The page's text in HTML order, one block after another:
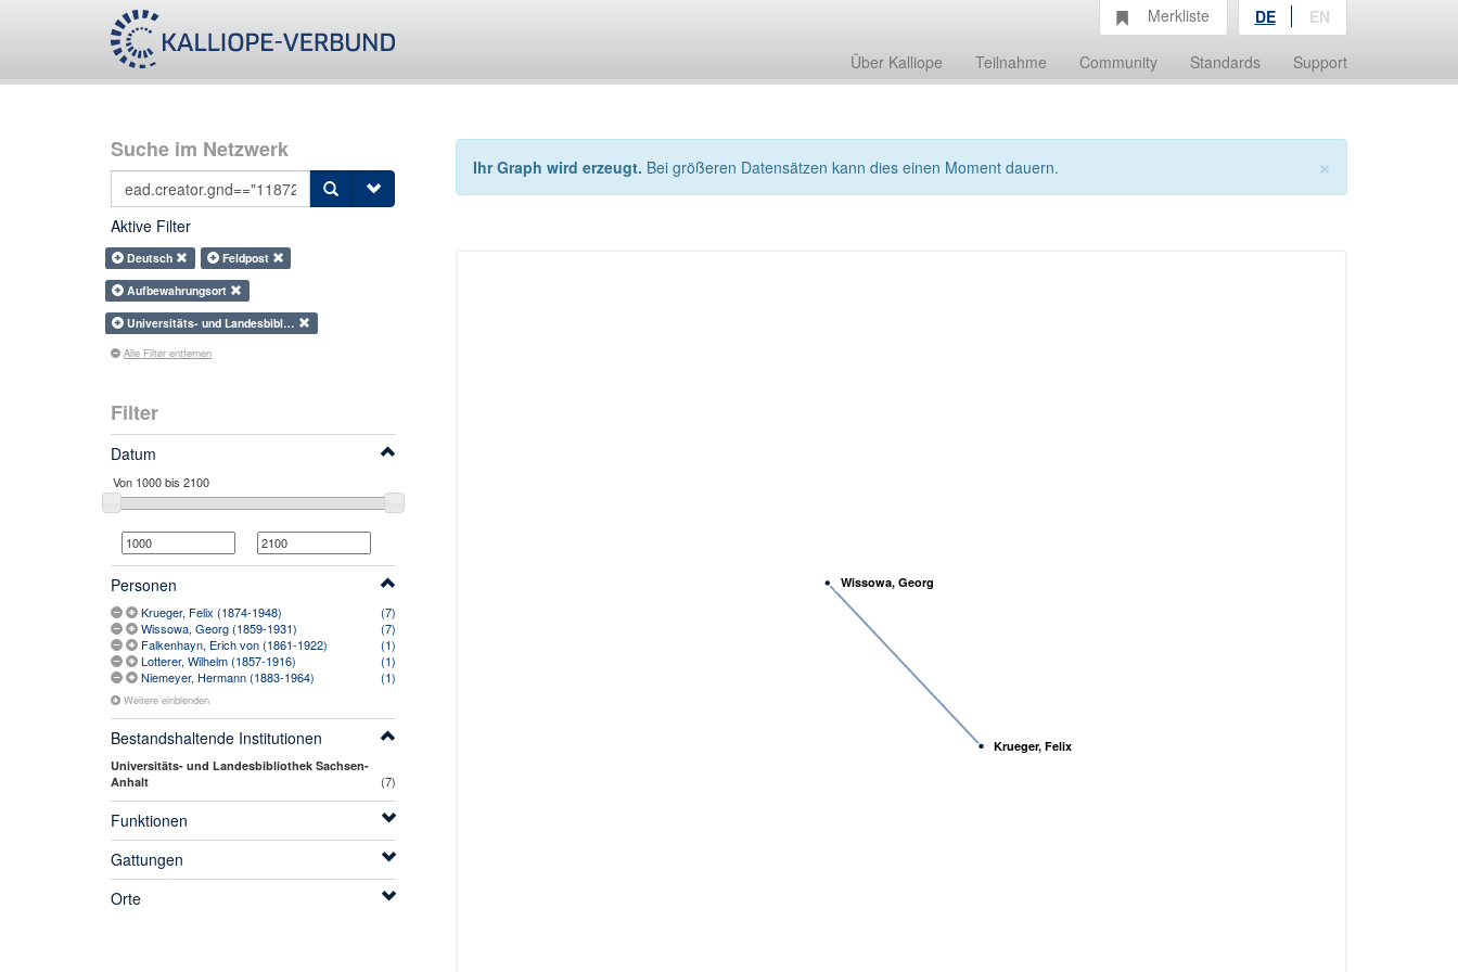
Über Kalliope Teilnahme Community Standards Support
Merkliste DE EN
Suche im Netzwerk
Aktive Filter
Deutsch
Feldpost
Aufbewahrungsort
Universitäts- und Landesbibl…
Alle Filter entfernen
Filter
Datum
Personen
Krueger, Felix (1874-1948)
(7)
Wissowa, Georg (1859-1931)
(7)
Falkenhayn, Erich von (1861-1922)
(1)
Lotterer, Wilhelm (1857-1916)
(1)
Niemeyer, Hermann (1883-1964)
(1)
Weitere einblenden
Bestandshaltende Institutionen
Universitäts- und Landesbibliothek Sachsen-
Anhalt
(7)
Funktionen
Gattungen
Orte
×
Ihr Graph wird erzeugt. Bei größeren Datensätzen kann dies einen Moment dauern.
Wissowa, Georg
Krueger, Felix